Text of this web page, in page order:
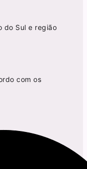
do Sul e região
com os